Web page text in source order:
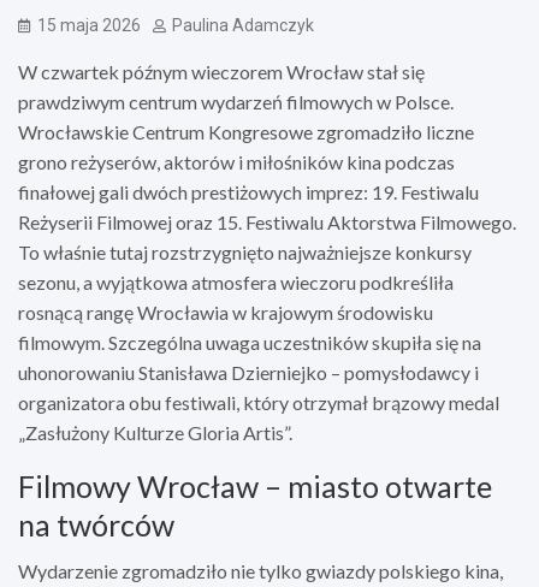
15 maja 2026 Paulina Adamczyk
W czwartek późnym wieczorem Wrocław stał się
prawdziwym centrum wydarzeń filmowych w Polsce.
Wrocławskie Centrum Kongresowe zgromadziło liczne
grono reżyserów, aktorów i miłośników kina podczas
finałowej gali dwóch prestiżowych imprez: 19. Festiwalu
Reżyserii Filmowej oraz 15. Festiwalu Aktorstwa Filmowego.
To właśnie tutaj rozstrzygnięto najważniejsze konkursy
sezonu, a wyjątkowa atmosfera wieczoru podkreśliła
rosnącą rangę Wrocławia w krajowym środowisku
filmowym. Szczególna uwaga uczestników skupiła się na
uhonorowaniu Stanisława Dzierniejko – pomysłodawcy i
organizatora obu festiwali, który otrzymał brązowy medal
„Zasłużony Kulturze Gloria Artis”.
Filmowy Wrocław – miasto otwarte
na twórców
Wydarzenie zgromadziło nie tylko gwiazdy polskiego kina,